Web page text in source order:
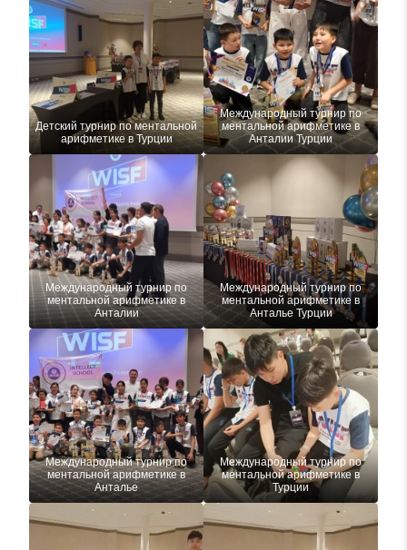
Детский турнир по ментальной
арифметике в Турции
Международный турнир по
ментальной арифметике в
Анталии Турции
Международный турнир по
ментальной арифметике в
Анталии
Международный турнир по
ментальной арифметике в
Анталье Турции
Международный турнир по
ментальной арифметике в
Анталье
Международный турнир по
ментальной арифметике в
Турции